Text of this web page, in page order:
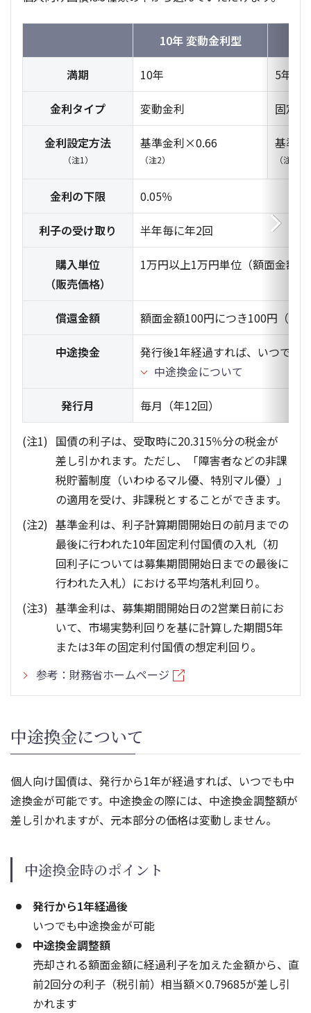
10年 変動金利型
満期 10年 5年
金利タイプ 変動金利 固定
金利設定方法
（注1）
基準金利×0.66
（注2）
基準
（注3）
金利の下限 0.05％
利子の受け取り 半年毎に年2回
購入単位
（販売価格）
1万円以上1万円単位（額面金額
償還金額 額面金額100円につき100円（中
中途換金
発行後1年経過すれば、いつでも
中途換金について
発行月 毎月（年12回）
国債の利子は、受取時に20.315％分の税金が
差し引かれます。ただし、「障害者などの非課
税貯蓄制度（いわゆるマル優、特別マル優）」
の適用を受け、非課税とすることができます。
基準金利は、利子計算期間開始日の前月までの
最後に行われた10年固定利付国債の入札（初
回利子については募集期間開始日までの最後に
行われた入札）における平均落札利回り。
基準金利は、募集期間開始日の2営業日前にお
いて、市場実勢利回りを基に計算した期間5年
または3年の固定利付国債の想定利回り。
参考：財務省ホームページ
中途換金について
個人向け国債は、発行から1年が経過すれば、いつでも中
途換金が可能です。中途換金の際には、中途換金調整額が
差し引かれますが、元本部分の価格は変動しません。
中途換金時のポイント
発行から1年経過後
いつでも中途換金が可能
中途換金調整額
売却される額面金額に経過利子を加えた金額から、直
前2回分の利子（税引前）相当額×0.79685が差し引
かれます